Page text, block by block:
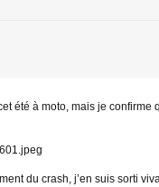
été à moto, mais je confirme
du crash, j’en suis sorti